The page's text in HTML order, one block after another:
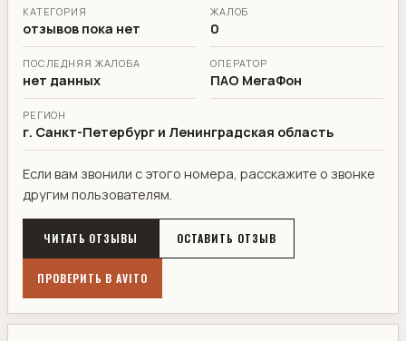
КАТЕГОРИЯ
отзывов пока нет
ЖАЛОБ
0
ПОСЛЕДНЯЯ ЖАЛОБА
нет данных
ОПЕРАТОР
ПАО МегаФон
РЕГИОН
г. Санкт-Петербург и Ленинградская область
Если вам звонили с этого номера, расскажите о звонке
другим пользователям.
ЧИТАТЬ ОТЗЫВЫ ОСТАВИТЬ ОТЗЫВ
ПРОВЕРИТЬ В AVITO